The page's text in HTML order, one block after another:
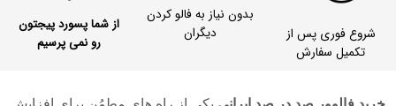
شروع فوری پس از
تکمیل سفارش
بدون نیاز به فالو کردن
دیگران
از شما پسورد پیجتون
رو نمی پرسیم